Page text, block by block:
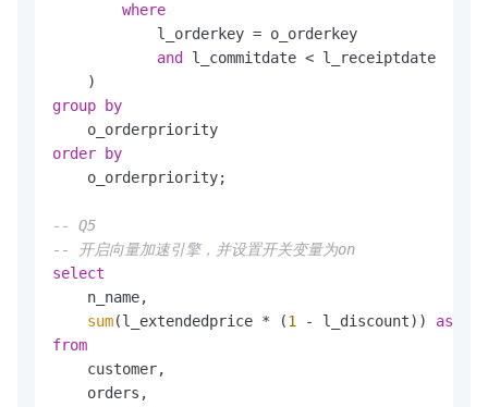
where
            l_orderkey
= o_orderkey
and
l_commitdate < l_receiptdate
group
by
order
by
    o_orderpriority;
-- Q5
-- 开启向量加速引擎，并设置开关变量为on
select
    n_name,
sum(l_extendedprice * (1 - l_discount)) as
from
    customer,
    orders,